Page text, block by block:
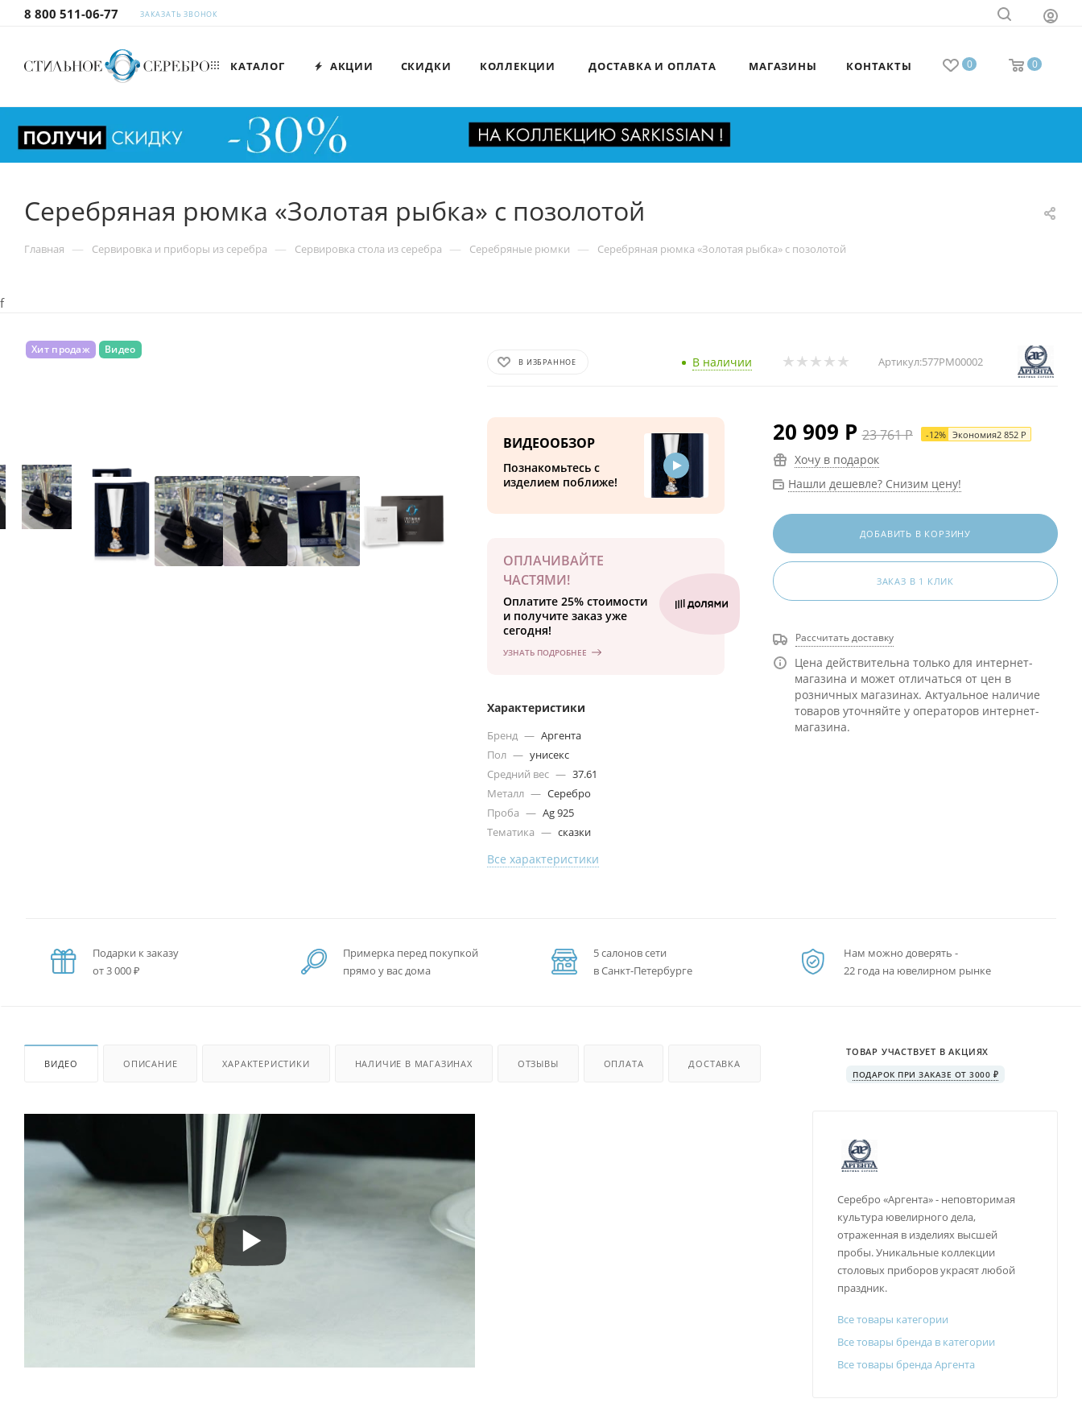
8 800 511-06-77 ЗАКАЗАТЬ ЗВОНОК
0 0
КАТАЛОГ АКЦИИ СКИДКИ КОЛЛЕКЦИИ ДОСТАВКА И ОПЛАТА МАГАЗИНЫ КОНТАКТЫ
Серебряная рюмка «Золотая рыбка» с позолотой
Главная — Сервировка и приборы из серебра — Сервировка стола из серебра — Серебряные рюмки — Серебряная рюмка «Золотая рыбка» с позолотой
f
Хит продаж Видео
В ИЗБРАННОЕ В наличии Артикул:577РМ00002
ВИДЕООБЗОР
Познакомьтесь с
изделием поближе!
ОПЛАЧИВАЙТЕ
ЧАСТЯМИ!
Оплатите 25% стоимости
и получите заказ уже
сегодня!
УЗНАТЬ ПОДРОБНЕЕ
Характеристики
Бренд — Аргента
Пол — унисекс
Средний вес — 37.61
Металл — Серебро
Проба — Ag 925
Тематика — сказки
Все характеристики
20 909 Р 23 761Р -12% Экономия2 852Р
Хочу в подарок
Нашли дешевле? Снизим цену!
ДОБАВИТЬ В КОРЗИНУ
ЗАКАЗ В 1 КЛИК
Рассчитать доставку
Цена действительна только для интернет-
магазина и может отличаться от цен в
розничных магазинах. Актуальное наличие
товаров уточняйте у операторов интернет-
магазина.
Подарки к заказу
от 3 000 ₽
Примерка перед покупкой
прямо у вас дома
5 салонов сети
в Санкт-Петербурге
Нам можно доверять -
22 года на ювелирном рынке
ВИДЕО ОПИСАНИЕ ХАРАКТЕРИСТИКИ НАЛИЧИЕ В МАГАЗИНАХ ОТЗЫВЫ ОПЛАТА ДОСТАВКА
ТОВАР УЧАСТВУЕТ В АКЦИЯХ
ПОДАРОК ПРИ ЗАКАЗЕ ОТ 3000 ₽
Серебро «Аргента» - неповторимая
культура ювелирного дела,
отраженная в изделиях высшей
пробы. Уникальные коллекции
столовых приборов украсят любой
праздник.
Все товары категории
Все товары бренда в категории
Все товары бренда Аргента